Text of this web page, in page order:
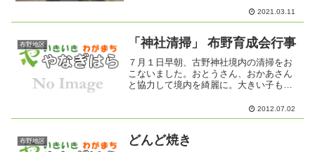
2021.03.11
布野地区 「神社清掃」 布野育成会行事
７月１日早朝、古野神社境内の清掃をお
こないました。おとうさん、おかあさん
と協力して境内を綺麗に。大きい子も小
作業ですが、綺麗になりました。2012.07.02
布野地区 どんど焼き